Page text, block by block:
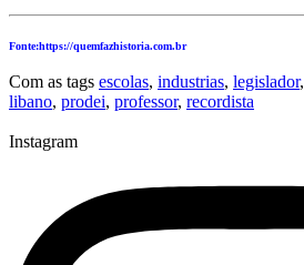
Fonte:https://quemfazhistoria.com.br
Com as tags escolas, industrias, legislador,
libano, prodei, professor, recordista
Instagram